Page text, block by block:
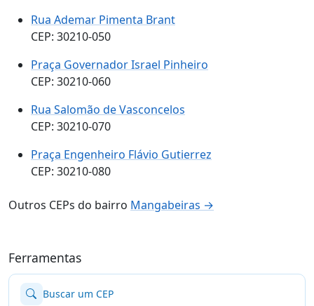
Rua Ademar Pimenta Brant
CEP: 30210-050
Praça Governador Israel Pinheiro
CEP: 30210-060
Rua Salomão de Vasconcelos
CEP: 30210-070
Praça Engenheiro Flávio Gutierrez
CEP: 30210-080
Outros CEPs do bairro Mangabeiras →
Ferramentas
Buscar um CEP